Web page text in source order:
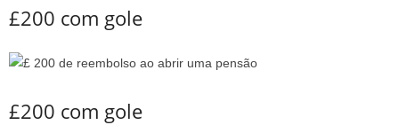
£200 com gole
£200 com gole